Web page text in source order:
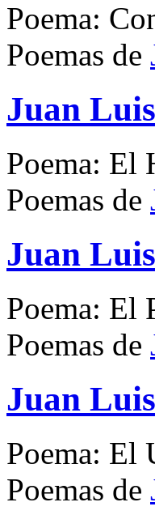
Poema:
Poemas de
Juan
Poema: El
Poemas de
Juan
Poema: El
Poemas de
Juan
Poema: El
Poemas de